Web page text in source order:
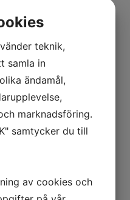
med Saxon,
sju studioalbum
singlar.
melodier och
blivit en självklar del
kapitel – med ny
ett jubileum som
teknik,
samla in
ändamål,
marknadsföring.
samtycker du till
av cookies och